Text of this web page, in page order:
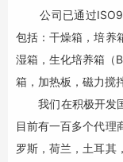
公司已通过
包括：干燥箱，培养
湿箱，生化培养箱（
箱，加热板，磁力搅
我们在积极开发国
目前有一百多个代理
罗斯，荷兰，土耳其